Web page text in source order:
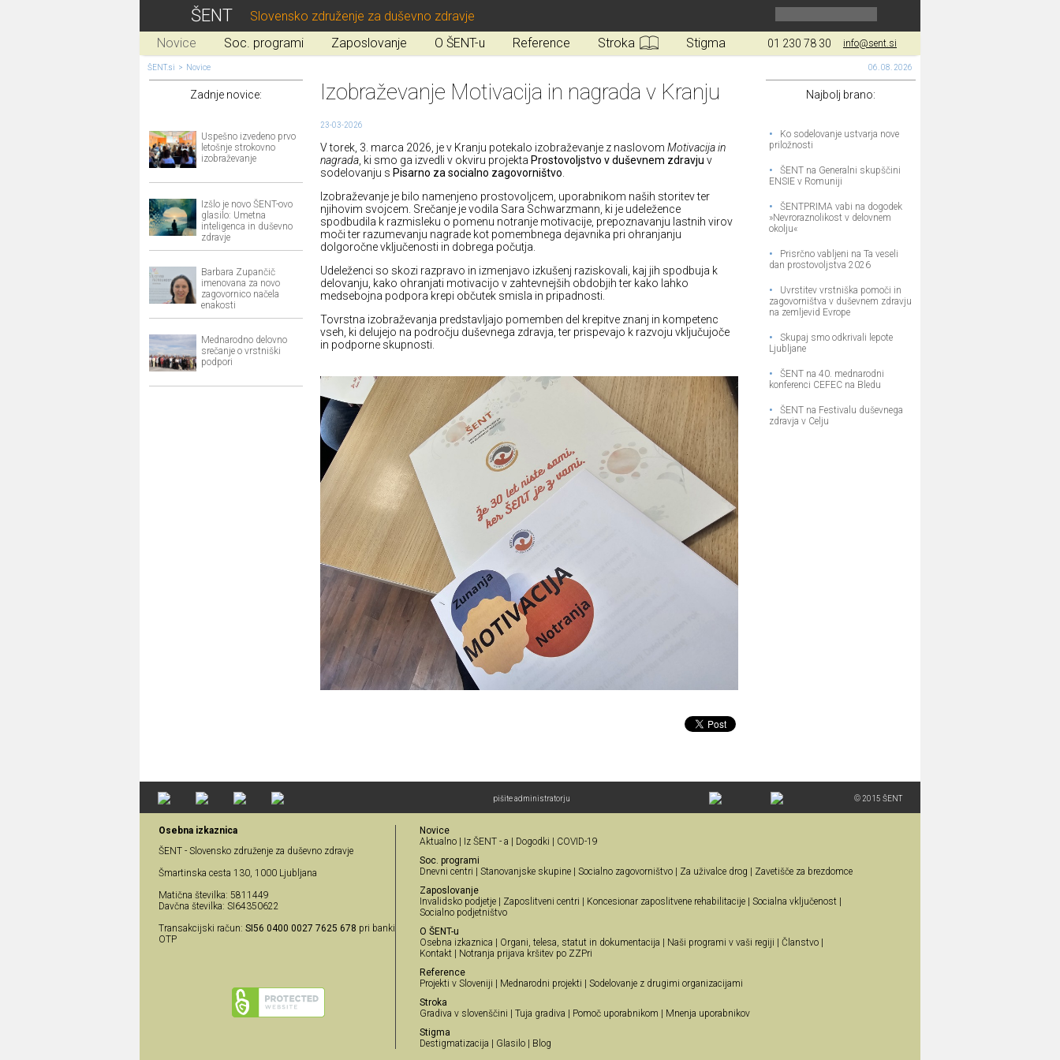
ŠENT Slovensko združenje za duševno zdravje
01 230 78 30
Novice Soc. programi Zaposlovanje O ŠENT-u Reference Stroka Stigma info@sent.si
06. 08. 2026
ŠENT.si > Novice
Zadnje novice:
Uspešno izvedeno prvo
letošnje strokovno
izobraževanje
Izšlo je novo ŠENT-ovo
glasilo: Umetna
inteligenca in duševno
zdravje
Barbara Zupančič
imenovana za novo
zagovornico načela
enakosti
Mednarodno delovno
srečanje o vrstniški
podpori
Izobraževanje Motivacija in nagrada v Kranju
23-03-2026
V torek, 3. marca 2026, je v Kranju potekalo izobraževanje z naslovom Motivacija in
nagrada , ki smo ga izvedli v okviru projekta Prostovoljstvo v duševnem zdravju v
sodelovanju s Pisarno za socialno zagovorništvo
Izobraževanje je bilo namenjeno prostovoljcem, uporabnikom naših storitev ter
njihovim svojcem. Srečanje je vodila Sara Schwarzmann, ki je udeležence
spodbudila k razmisleku o pomenu notranje motivacije, prepoznavanju lastnih virov
moči ter razumevanju nagrade kot pomembnega dejavnika pri ohranjanju
dolgoročne vključenosti in dobrega počutja.
Udeleženci so skozi razpravo in izmenjavo izkušenj raziskovali, kaj jih spodbuja k
delovanju, kako ohranjati motivacijo v zahtevnejših obdobjih ter kako lahko
medsebojna podpora krepi občutek smisla in pripadnosti.
Tovrstna izobraževanja predstavljajo pomemben del krepitve znanj in kompetenc
vseh, ki delujejo na področju duševnega zdravja, ter prispevajo k razvoju vključujoče
in podporne skupnosti.
Najbolj brano:
•
Ko sodelovanje ustvarja nove
priložnosti
•
ŠENT na Generalni skupščini
ENSIE v Romuniji
•
ŠENTPRIMA vabi na dogodek
»Nevroraznolikost v delovnem
okolju«
•
Prisrčno vabljeni na Ta veseli
dan prostovoljstva 2026
•
Uvrstitev vrstniška pomoči in
zagovorništva v duševnem zdravju
na zemljevid Evrope
•
Skupaj smo odkrivali lepote
Ljubljane
•
ŠENT na 40. mednarodni
konferenci CEFEC na Bledu
•
ŠENT na Festivalu duševnega
zdravja v Celju
pišite administratorju © 2015 ŠENT
Osebna izkaznica
ŠENT - Slovensko združenje za duševno zdravje
Šmartinska cesta 130, 1000 Ljubljana
Matična številka: 5811449
Davčna številka: SI64350622
Transakcijski račun: SI56 0400 0027 7625 678 pri banki
OTP
Novice
Aktualno | Iz ŠENT - a | Dogodki | COVID-19
Soc. programi
Dnevni centri | Stanovanjske skupine | Socialno zagovorništvo | Za uživalce drog | Zavetišče za brezdomce
Zaposlovanje
Invalidsko podjetje | Zaposlitveni centri | Koncesionar zaposlitvene rehabilitacije | Socialna vključenost |
Socialno podjetništvo
O ŠENT-u
Osebna izkaznica | Organi, telesa, statut in dokumentacija | Naši programi v vaši regiji | Članstvo |
Kontakt | Notranja prijava kršitev po ZZPri
Reference
Projekti v Sloveniji | Mednarodni projekti | Sodelovanje z drugimi organizacijami
Stroka
Gradiva v slovenščini | Tuja gradiva | Pomoč uporabnikom | Mnenja uporabnikov
Stigma
Destigmatizacija | Glasilo | Blog